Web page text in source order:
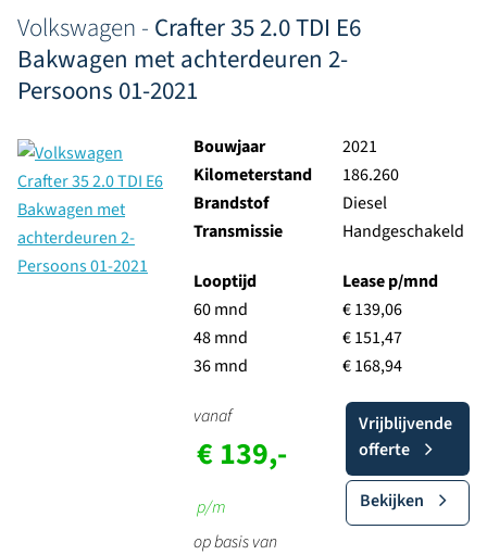
Volkswagen - Crafter 35 2.0 TDI E6
Bakwagen met achterdeuren 2-
Persoons 01-2021
Bouwjaar
2021
Kilometerstand
186.260
Brandstof
Diesel
Transmissie
Handgeschakeld
Looptijd
60 mnd
48 mnd
36 mnd
Lease p/mnd
€ 139,06
€ 151,47
€ 168,94
vanaf
€ 139,-
p/m
op basis van
Vrijblijvende
offerte
Bekijken